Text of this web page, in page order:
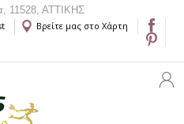
11528, ΑΤΤΙΚΗΣ
Βρείτε μας στο Χάρτη